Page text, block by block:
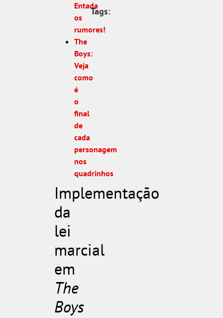
Entada
os
rumores!
The
Boys:
Veja
como
é
o
final
de
cada
personagem
nos
quadrinhos
Implementação
da
lei
marcial
em
The
Boys
Tags: